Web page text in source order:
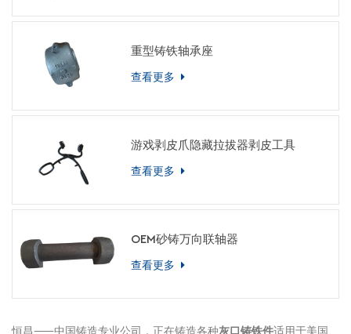
重型铸铁轴承座
查看更多
游戏剥皮爪隐藏拉拔器剥皮工具
查看更多
OEM砂铸万向联轴器
查看更多
恒昌——中国铸造专业公司，正在铸造各种灰口铸铁件适用于美国、